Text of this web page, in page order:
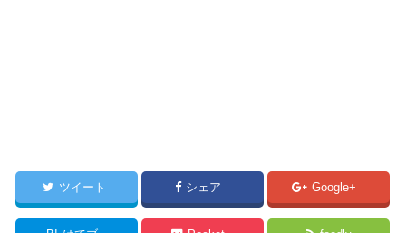
ツイート シェア Google+